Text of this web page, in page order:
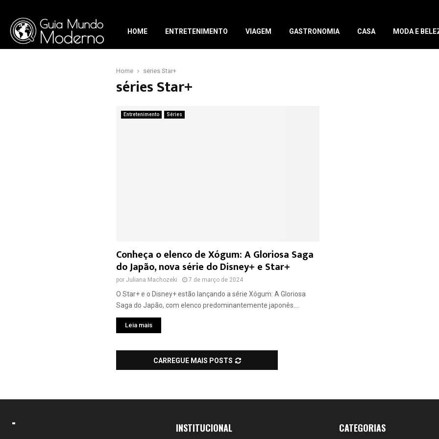
HOME ENTRETENIMENTO VIAGEM GASTRONOMIA CASA MODA E
Home séries Star+
séries Star+
Entretenimento Séries
Conheça o elenco de Xógum: A Gloriosa Saga
do Japão, nova série do Disney+ e Star+
por Juliana Machozeki 7 de março de 2024
O Star+ e o Disney+ estão lançando a série Xógum: A Gloriosa
Saga do Japão, com elenco predominantemente japonês....
Leia mais
CARREGUE MAIS POSTS
INSTITUCIONAL CATEGORIAS